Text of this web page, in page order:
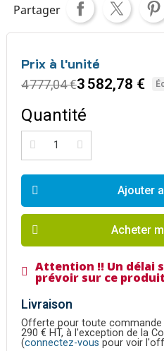
Partager
Prix à l'unité
4 777,04 €3 582,78 €
Quantité
Ajouter
Acheter
Attention !! Un délai
prévoir sur ce
Livraison
Offerte pour toute
290 € HT, à l'exception de la
(connectez-vous pour voir